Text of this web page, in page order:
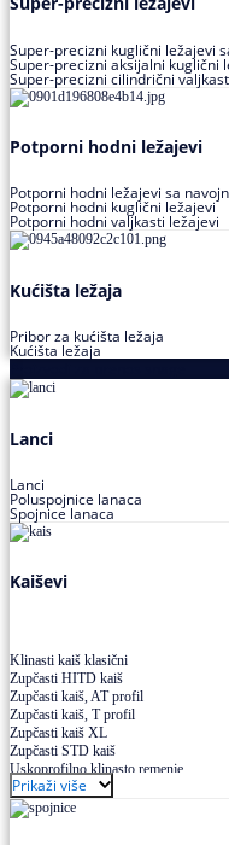
Super-precizni kuglični ležajevi
Super-precizni aksijalni kuglični
Super-precizni cilindrični
Potporni hodni ležajevi
Potporni hodni ležajevi sa
Potporni hodni kuglični ležajevi
Potporni hodni valjkasti ležajevi
Kućišta ležaja
Pribor za kućišta ležaja
Kućišta ležaja
Lanci
Lanci
Poluspojnice lanaca
Spojnice lanaca
Kaiševi
Klinasti kaiš klasični
Zupčasti HITD kaiš
Zupčasti kaiš, AT profil
Zupčasti kaiš, T profil
Zupčasti kaiš XL
Zupčasti STD kaiš
Uskoprofilno klinasto remenje
Uskoprofilno klinasto remenje spojeno
Uskoprofilno klinasto remenje XP
Višekanalno remenje PJ,PK
Prikaži više